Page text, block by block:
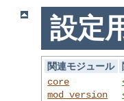
設定
関連モジュール
core
mod_version